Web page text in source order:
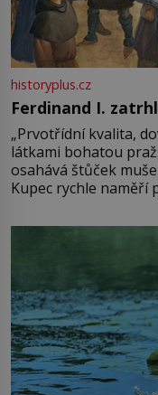
historyplus.cz
Ferdinand I.
„Prvotřídní kvalita,
látkami bohatou
osahává štůček
Kupec rychle naměří
milostpaní. Stačí
množství růžového